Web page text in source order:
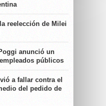
reelección de Milei
anunció un
públicos
a fallar contra el
del pedido de